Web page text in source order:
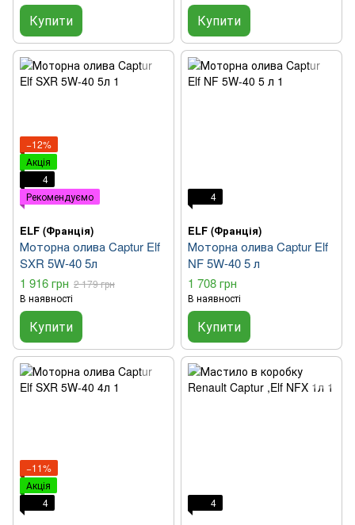
Купити Купити
−12%
Акція
4
Рекомендуємо
ELF (Франція)
Моторна олива Captur Elf
SXR 5W-40 5л
1 916 грн 2 179 грн
В наявності
Купити
4
ELF (Франція)
Моторна олива Captur Elf
NF 5W-40 5 л
1 708 грн
В наявності
Купити
−11%
Акція
4
4